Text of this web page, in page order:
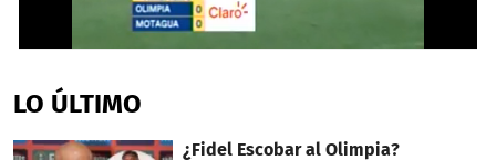
of
1
15
LO ÚLTIMO
¿Fidel Escobar al Olimpia?